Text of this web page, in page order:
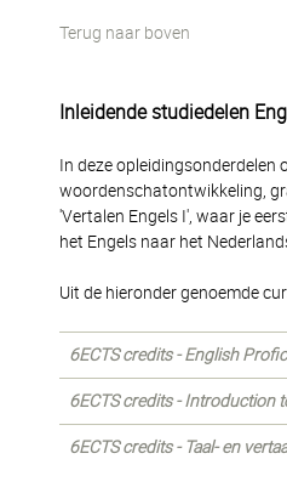
Terug naar boven
Inleidende studiedelen
In deze opleidingsonderdelen
woordenschatontwikkeling,
'Vertalen Engels I', waar je
het Engels naar het
Uit de hieronder genoemde
6ECTS credits - English
6ECTS credits - Introduction
6ECTS credits - Taal- en